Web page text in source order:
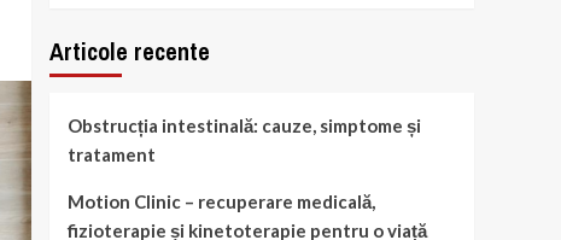
Articole recente
Obstrucția intestinală: cauze, simptome și
tratament
Motion Clinic – recuperare medicală,
fizioterapie și kinetoterapie pentru o viață